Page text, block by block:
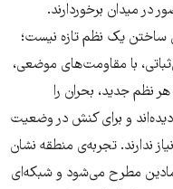
در میدان برخوردارند.
ساختن یک نظم تازه نیست؛
با مقاومت‌های موضعی،
نظم جدید، بحران را
و برای کنش در وضعیت
ندارند. تجربه‌ی منطقه نشان
مطرح می‌شود و شبکه‌ای